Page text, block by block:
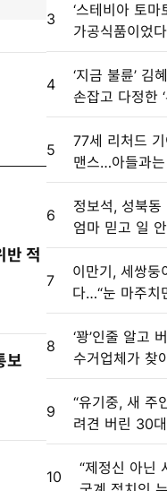
반 적
보
3
‘스테비아 토
가공식품이었다
4
‘지금 불륜’ 김
손잡고 다정한
5
77세 리처드
맨스…아들과
6
정보석, 성북동
엄마 믿고 일
7
이만기, 세쌍둥
다…“눈 마주치
8
‘꽝’인줄 알고
수거업체가 찾
9
“유기중, 새 주
려견 버린 30
10
“제정신 아닌